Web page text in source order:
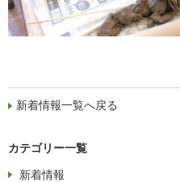
新着情報一覧へ戻る
カテゴリー一覧
新着情報